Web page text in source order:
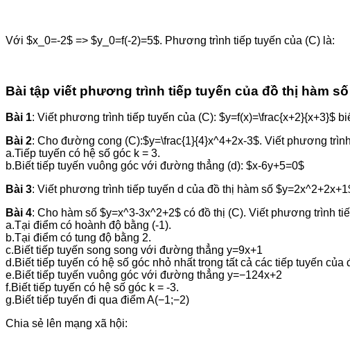
Với $x_0=-2$ => $y_0=f(-2)=5$. Phương trình tiếp tuyến của (C) là:
Bài tập viết phương trình tiếp tuyến của đồ thị hàm
Bài 1: Viết phương trình tiếp tuyến của (C): $y=f(x)=\frac{x+2}{x+3}$
Bài 2: Cho đường cong (C):$y=\frac{1}{4}x^4+2x-3$. Viết phương
a.Tiếp tuyến có hệ số góc k = 3.
b.Biết tiếp tuyến vuông góc với đường thẳng (d): $x-6y+5=0$
Bài 3: Viết phương trình tiếp tuyến d của đồ thị hàm số
Bài 4: Cho hàm số $y=x^3-3x^2+2$ có đồ thị (C). Viết phương trình
a.Tại điểm có hoành độ bằng (-1).
b.Tại điểm có tung độ bằng 2.
c.Biết tiếp tuyến song song với đường thẳng y=9x+1
d.Biết tiếp tuyến có hệ số góc nhỏ nhất trong tất cả các tiếp tuyến của
e.Biết tiếp tuyến vuông góc với đường thẳng y=−124x+2
f.Biết tiếp tuyến có hệ số góc k = -3.
g.Biết tiếp tuyến đi qua điểm A(−1;−2)
Chia sẻ lên mạng xã hội: